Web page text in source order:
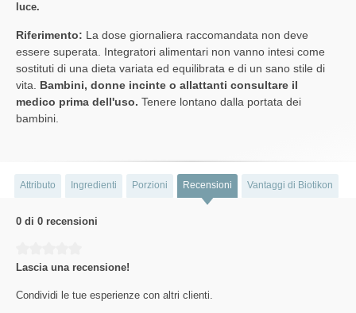
luce.
Riferimento: La dose giornaliera raccomandata non deve
essere superata. Integratori alimentari non vanno intesi come
sostituti di una dieta variata ed equilibrata e di un sano stile di
vita. Bambini, donne incinte o allattanti consultare il
medico prima dell'uso. Tenere lontano dalla portata dei
bambini.
Attributo Ingredienti Porzioni Recensioni Vantaggi di Biotikon
0 di 0 recensioni
Lascia una recensione!
Condividi le tue esperienze con altri clienti.